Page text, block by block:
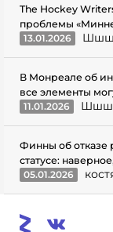
The Hockey
проблемы
13.01.2026
В Монреале об
все элементы
11.01.2026
Финны об отказе
статусе:
05.01.2026